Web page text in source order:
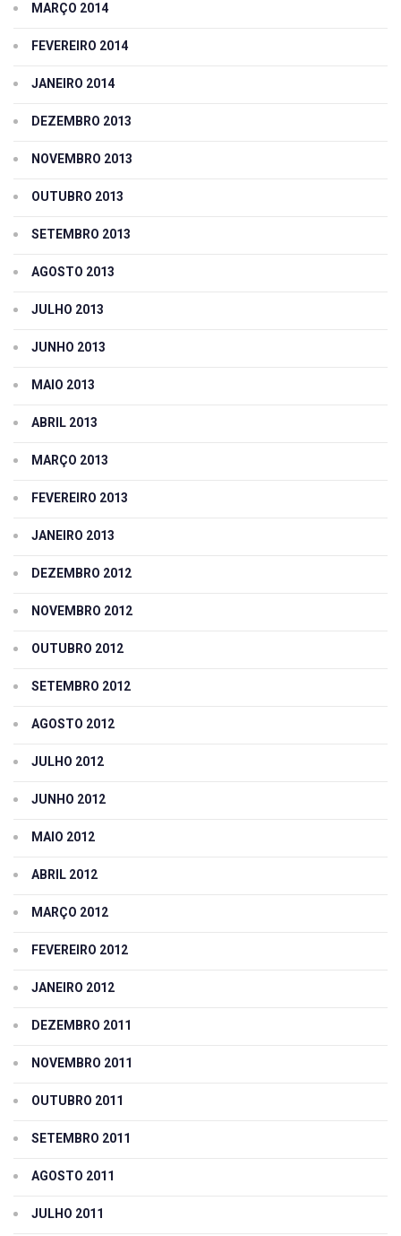
MARÇO 2014
FEVEREIRO 2014
JANEIRO 2014
DEZEMBRO 2013
NOVEMBRO 2013
OUTUBRO 2013
SETEMBRO 2013
AGOSTO 2013
JULHO 2013
JUNHO 2013
MAIO 2013
ABRIL 2013
MARÇO 2013
FEVEREIRO 2013
JANEIRO 2013
DEZEMBRO 2012
NOVEMBRO 2012
OUTUBRO 2012
SETEMBRO 2012
AGOSTO 2012
JULHO 2012
JUNHO 2012
MAIO 2012
ABRIL 2012
MARÇO 2012
FEVEREIRO 2012
JANEIRO 2012
DEZEMBRO 2011
NOVEMBRO 2011
OUTUBRO 2011
SETEMBRO 2011
AGOSTO 2011
JULHO 2011